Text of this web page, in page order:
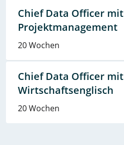
Chief Data Officer mit
Projektmanagement
20 Wochen
Chief Data Officer mit
Wirtschaftsenglisch
20 Wochen